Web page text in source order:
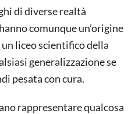
di diverse realtà
comunque un’origine
liceo scientifico della
generalizzazione se
pesata con cura.
rappresentare qualcosa